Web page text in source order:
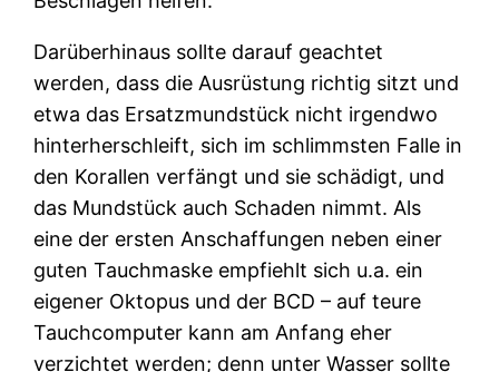
Darüberhinaus sollte darauf geachtet
werden, dass die Ausrüstung richtig sitzt und
etwa das Ersatzmundstück nicht irgendwo
hinterherschleift, sich im schlimmsten Falle in
den Korallen verfängt und sie schädigt, und
das Mundstück auch Schaden nimmt. Als
eine der ersten Anschaffungen neben einer
guten Tauchmaske empfiehlt sich u.a. ein
eigener Oktopus und der BCD – auf teure
Tauchcomputer kann am Anfang eher
verzichtet werden; denn unter Wasser sollte